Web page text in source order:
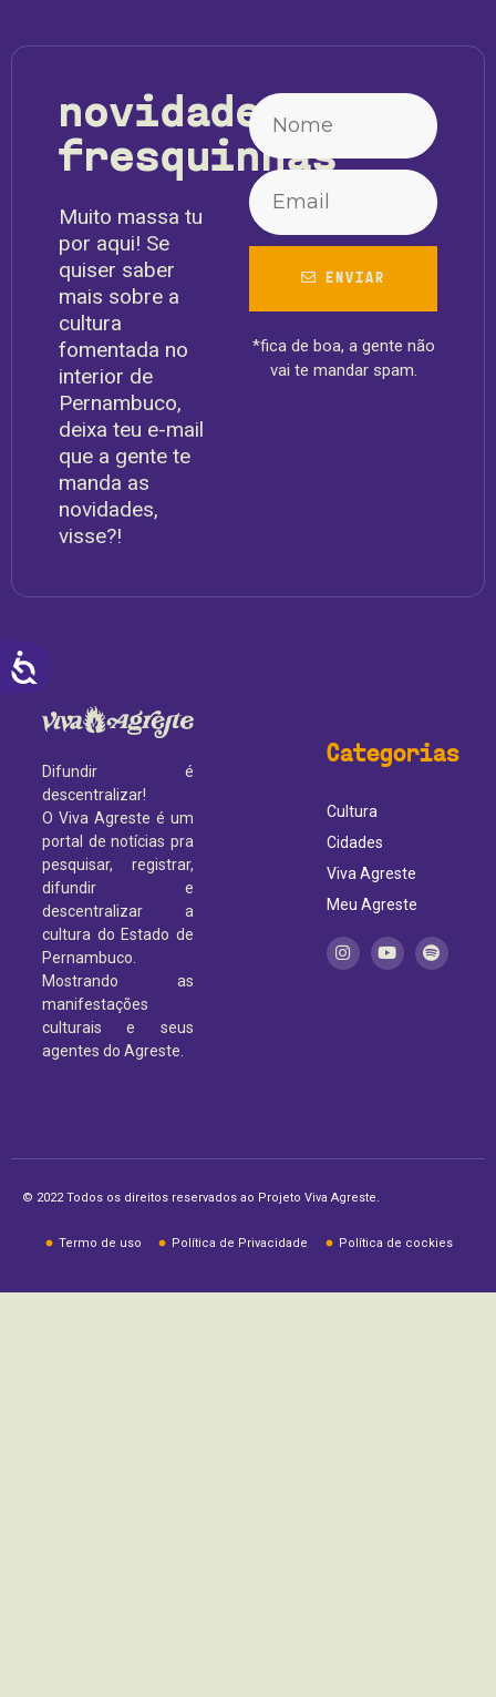
novidades
fresquinhas
Muito massa tu
por aqui! Se
quiser saber
mais sobre a
cultura
fomentada no
interior de
Pernambuco,
deixa teu e-mail
que a gente te
manda as
novidades,
visse?!
ENVIAR
*fica de boa, a gente não
vai te mandar spam.
Difundir é
descentralizar!
O Viva Agreste é um
portal de notícias pra
pesquisar, registrar,
difundir e
descentralizar a
cultura do Estado de
Pernambuco.
Mostrando as
manifestações
culturais e seus
agentes do Agreste.
Categorias
Cultura
Cidades
Viva Agreste
Meu Agreste
© 2022 Todos os direitos reservados ao Projeto Viva Agreste.
Termo de uso Política de Privacidade Política de cockies